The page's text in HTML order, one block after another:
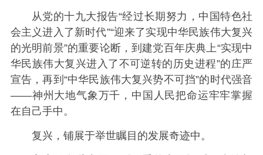
从党的十九大报告“经过长期努力，中国特色社
会主义进入了新时代”“迎来了实现中华民族伟大复兴
的光明前景”的重要论断，到建党百年庆典上“实现中
华民族伟大复兴进入了不可逆转的历史进程”的庄严
宣告，再到“中华民族伟大复兴势不可挡”的时代强音
——神州大地气象万千，中国人民把命运牢牢掌握
在自己手中。
复兴，铺展于举世瞩目的发展奇迹中。